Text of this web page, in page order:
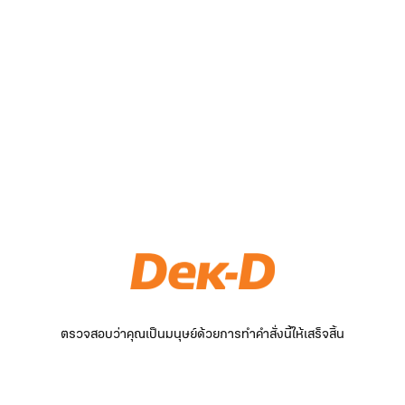
ตรวจสอบว่าคุณเป็นมนุษย์ด้วยการทำคำสั่งนี้ให้เสร็จสิ้น